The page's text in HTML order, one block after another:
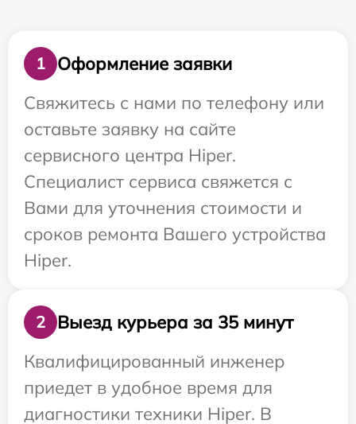
1
Оформление заявки
Свяжитесь с нами по телефону или
оставьте заявку на сайте
сервисного центра Hiper.
Специалист сервиса свяжется с
Вами для уточнения стоимости и
сроков ремонта Вашего устройства
Hiper.
2
Выезд курьера за 35 минут
Квалифицированный инженер
приедет в удобное время для
диагностики техники Hiper. В